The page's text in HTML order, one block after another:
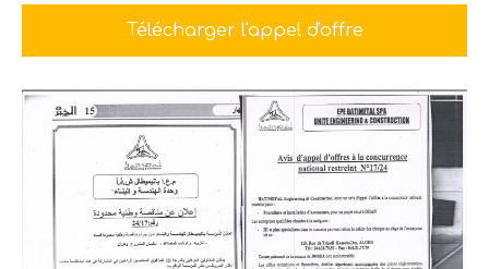
Télécharger l'appel d'offre